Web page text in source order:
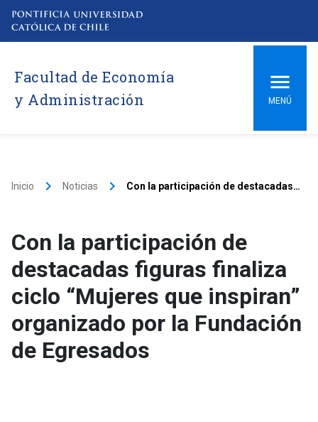
Facultad de Economía
y Administración
MENÚ
Inicio keyboard_arrow_right Noticias keyboard_arrow_right Con la participación de destacadas figuras finaliza ciclo “Mujeres que inspiran” organizado por la Fundación de Egresados
Con la participación de
destacadas figuras finaliza
ciclo “Mujeres que inspiran”
organizado por la Fundación
de Egresados